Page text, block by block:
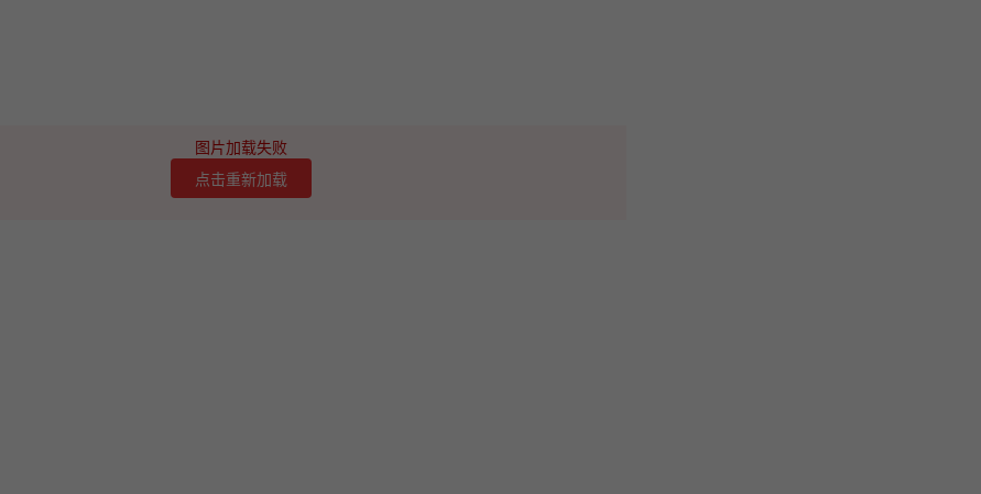
图片加载失败
点击重新加载